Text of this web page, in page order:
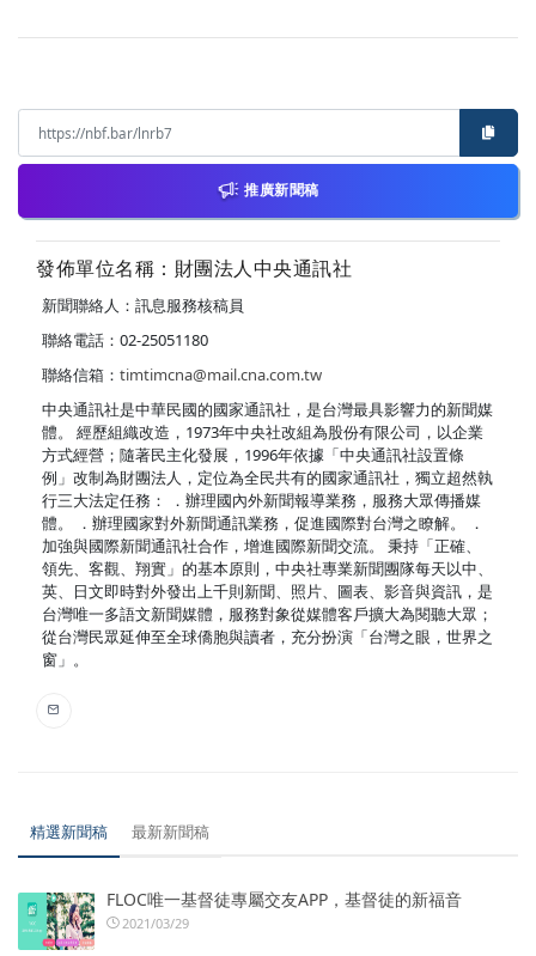
推廣新聞稿
發佈單位名稱：財團法人中央通訊社
新聞聯絡人：訊息服務核稿員
聯絡電話：02-25051180
聯絡信箱： timtimcna@mail.cna.com.tw
中央通訊社是中華民國的國家通訊社，是台灣最具影響力的新聞媒
體。 經歷組織改造，1973年中央社改組為股份有限公司，以企業
方式經營；隨著民主化發展，1996年依據「中央通訊社設置條
例」改制為財團法人，定位為全民共有的國家通訊社，獨立超然執
行三大法定任務： ．辦理國內外新聞報導業務，服務大眾傳播媒
體。 ．辦理國家對外新聞通訊業務，促進國際對台灣之瞭解。 ．
加強與國際新聞通訊社合作，增進國際新聞交流。 秉持「正確、
領先、客觀、翔實」的基本原則，中央社專業新聞團隊每天以中、
英、日文即時對外發出上千則新聞、照片、圖表、影音與資訊，是
台灣唯一多語文新聞媒體，服務對象從媒體客戶擴大為閱聽大眾；
從台灣民眾延伸至全球僑胞與讀者，充分扮演「台灣之眼，世界之
窗」。
精選新聞稿 最新新聞稿
FLOC唯一基督徒專屬交友APP，基督徒的新福音
2021/03/29